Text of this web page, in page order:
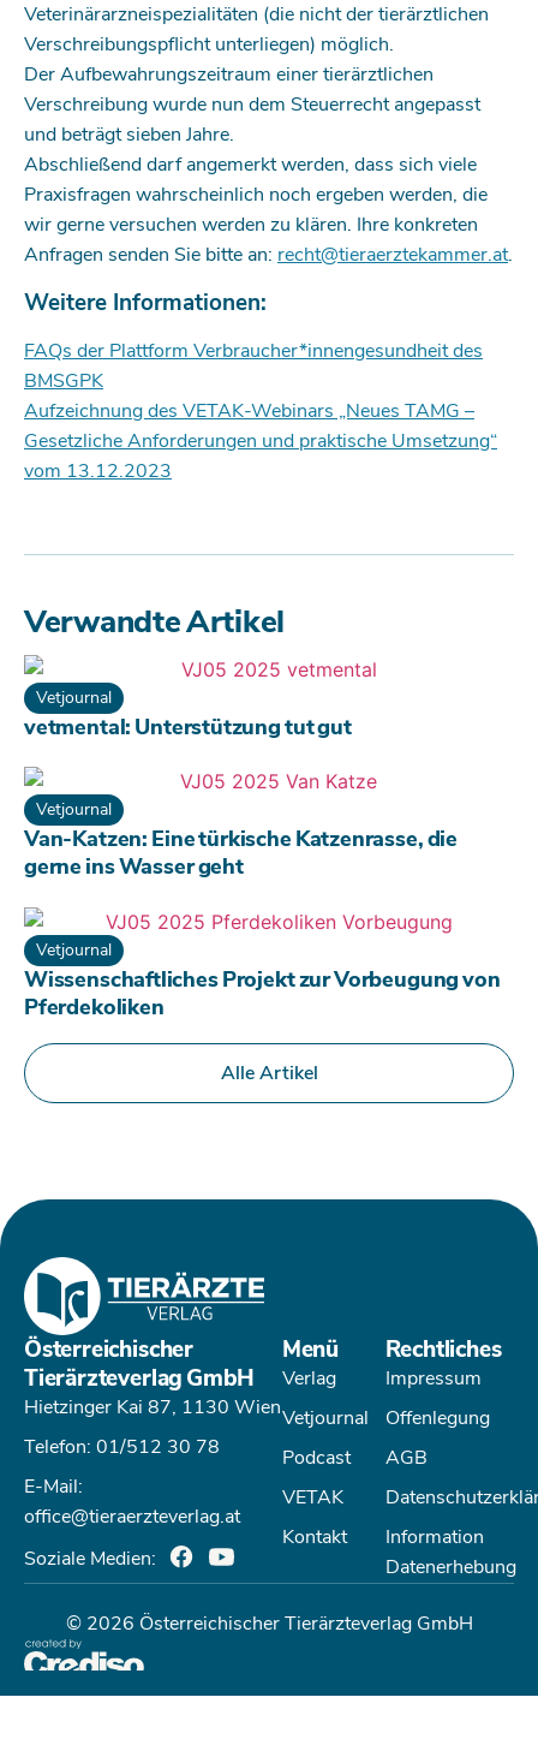
Veterinärarzneispezialitäten (die nicht der tierärztlichen
Verschreibungspflicht unterliegen) möglich.
Der Aufbewahrungszeitraum einer tierärztlichen
Verschreibung wurde nun dem Steuerrecht angepasst
und beträgt sieben Jahre.
Abschließend darf angemerkt werden, dass sich viele
Praxisfragen wahrscheinlich noch ergeben werden, die
wir gerne versuchen werden zu klären. Ihre konkreten
Anfragen senden Sie bitte an: recht@tieraerztekammer.at.
Weitere Informationen:
FAQs der Plattform Verbraucher*innengesundheit des
BMSGPK
Aufzeichnung des VETAK-Webinars „Neues TAMG –
Gesetzliche Anforderungen und praktische Umsetzung“
vom 13.12.2023
Verwandte Artikel
Vetjournal
vetmental: Unterstützung tut gut
Vetjournal
Van-Katzen: Eine türkische Katzenrasse, die
gerne ins Wasser geht
Vetjournal
Wissenschaftliches Projekt zur Vorbeugung von
Pferdekoliken
Alle Artikel
Menü
Verlag
Vetjournal
Podcast
VETAK
Kontakt
Rechtliches
Impressum
Offenlegung
AGB
Information
Datenerhebung
Österreichischer
Tierärzteverlag GmbH
Hietzinger Kai 87, 1130 Wien
Telefon: 01/512 30 78
E-Mail:
office@tieraerzteverlag.at
Soziale Medien:
© 2026 Österreichischer Tierärzteverlag GmbH